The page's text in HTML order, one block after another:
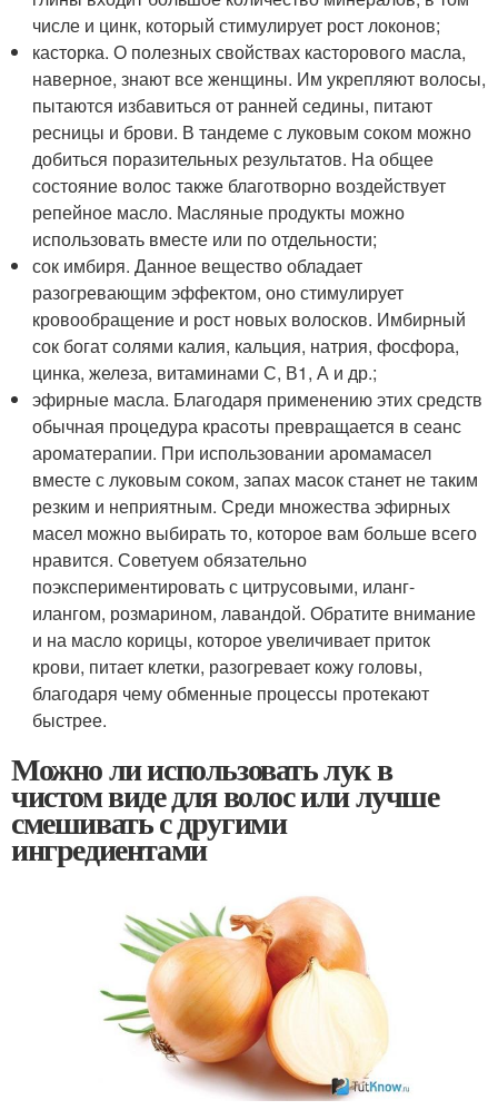
числе и цинк, который стимулирует рост локонов;
касторка. О полезных свойствах касторового масла,
наверное, знают все женщины. Им укрепляют волосы,
пытаются избавиться от ранней седины, питают
ресницы и брови. В тандеме с луковым соком можно
добиться поразительных результатов. На общее
состояние волос также благотворно воздействует
репейное масло. Масляные продукты можно
использовать вместе или по отдельности;
сок имбиря. Данное вещество обладает
разогревающим эффектом, оно стимулирует
кровообращение и рост новых волосков. Имбирный
сок богат солями калия, кальция, натрия, фосфора,
цинка, железа, витаминами С, В1, А и др.;
эфирные масла. Благодаря применению этих средств
обычная процедура красоты превращается в сеанс
ароматерапии. При использовании аромамасел
вместе с луковым соком, запах масок станет не таким
резким и неприятным. Среди множества эфирных
масел можно выбирать то, которое вам больше всего
нравится. Советуем обязательно
поэкспериментировать с цитрусовыми, иланг-
илангом, розмарином, лавандой. Обратите внимание
и на масло корицы, которое увеличивает приток
крови, питает клетки, разогревает кожу головы,
благодаря чему обменные процессы протекают
быстрее.
Можно ли использовать лук в
чистом виде для волос или лучше
смешивать с другими
ингредиентами